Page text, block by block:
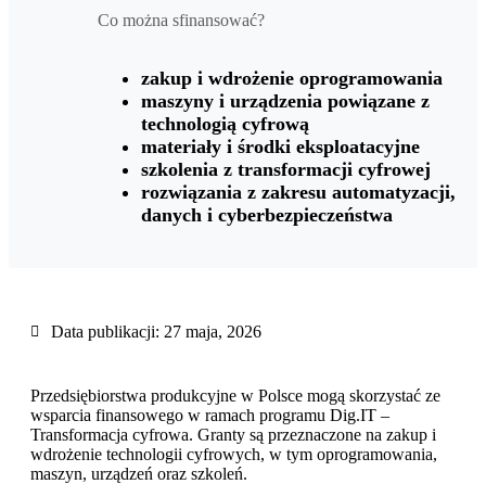
Data publikacji: 27 maja, 2026
Przedsiębiorstwa produkcyjne w Polsce mogą skorzystać ze
wsparcia finansowego w ramach programu Dig.IT –
Transformacja cyfrowa. Granty są przeznaczone na zakup i
wdrożenie technologii cyfrowych, w tym oprogramowania,
maszyn, urządzeń oraz szkoleń.
Co można sfinansować?
zakup i wdrożenie oprogramowania
maszyny i urządzenia powiązane z
technologią cyfrową
materiały i środki eksploatacyjne
szkolenia z transformacji cyfrowej
rozwiązania z zakresu automatyzacji,
danych i cyberbezpieczeństwa